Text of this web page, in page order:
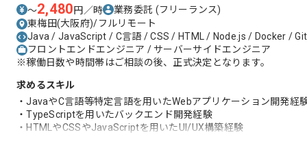
〜2,480円／時 業務委託 (フリーランス)
東梅田(大阪府)/フルリモート
Java / JavaScript / C言語 / CSS / HTML / Node.js / Docker /
フロントエンドエンジニア / サーバーサイドエンジニア
※稼働日数や時間帯はご相談の後、正式決定となります。
求めるスキル
・JavaやC言語等特定言語を用いたWebアプリケーション開発経
・TypeScriptを用いたバックエンド開発経験
・HTMLやCSSやJavaScriptを用いたUI/UX構築経験